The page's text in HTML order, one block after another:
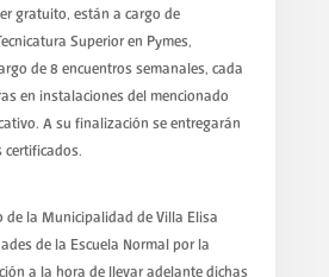
gratuito, están a cargo de
Superior en Pymes,
de 8 encuentros semanales, cada
en instalaciones del mencionado
A su finalización se entregarán
certificados.
de la Municipalidad de Villa Elisa
de la Escuela Normal por la
a la hora de llevar adelante dichas